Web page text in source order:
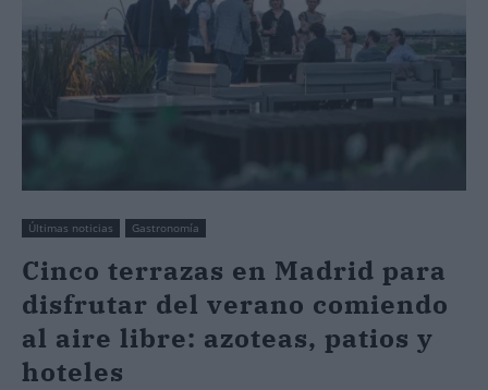
Últimas noticias Gastronomía
Cinco terrazas en Madrid para
disfrutar del verano comiendo
al aire libre: azoteas, patios y
hoteles